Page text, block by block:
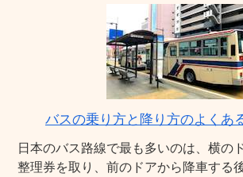
バスの乗り方と降り方のよくあ
日本のバス路線で最も多いのは、横の
整理券を取り、前のドアから降車する